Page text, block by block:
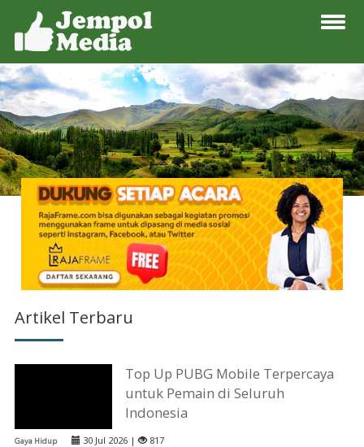
Artikel Terbaru
Top Up PUBG Mobile Terpercaya
untuk Pemain di Seluruh
Indonesia
Gaya Hidup 30 Jul 2026 | 817